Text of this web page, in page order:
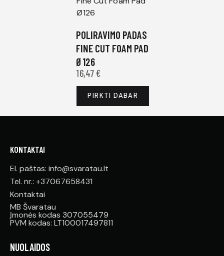
POLIRAVIMO PADAS
FINE CUT FOAM PAD
Ø126
16,47€
PIRKTI DABAR
KONTAKTAI
El. paštas: info@svaratau.lt
Tel. nr.: +37067658431
Kontaktai
MB Švaratau
Įmonės kodas 307055479
PVM kodas: LT100017497811
NUOLAIDOS